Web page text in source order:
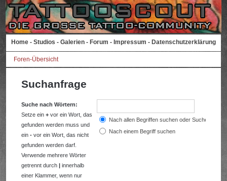
Home - Studios - Galerien - Forum - Impressum - Datenschutzerklärung
Foren-Übersicht
Suchanfrage
Suche nach Wörtern:
Setze ein+ vor ein Wort, das
gefunden werden muss und
ein- vor ein Wort, das nicht
gefunden werden darf.
Verwende mehrere Wörter
getrennt durch| innerhalb
einer Klammer, wenn nur
Nach allen Begriffen suchen oder Suche wie
Nach einem Begriff suchen